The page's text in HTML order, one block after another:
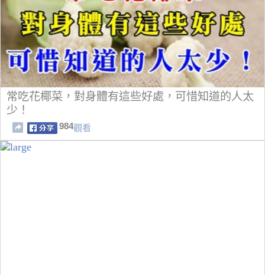
常吃花椰菜，對身體有這些好處，可惜知道的人太
少！
984觀看